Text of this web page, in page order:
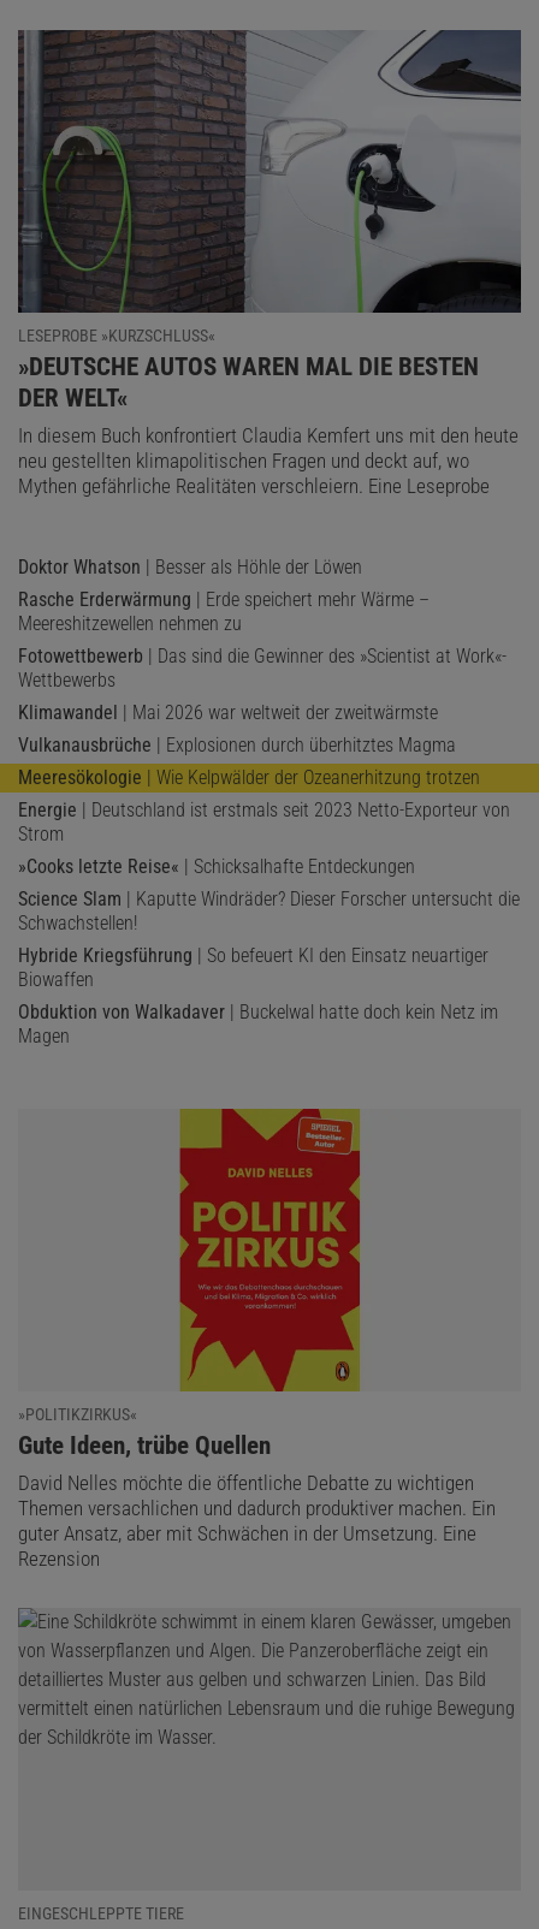
LESEPROBE »KURZSCHLUSS«
:
»DEUTSCHE AUTOS WAREN MAL DIE BESTEN
DER WELT«
In diesem Buch konfrontiert Claudia Kemfert uns mit den heute
neu gestellten klimapolitischen Fragen und deckt auf, wo
Mythen gefährliche Realitäten verschleiern. Eine Leseprobe
Doktor Whatson | Besser als Höhle der Löwen
Rasche Erderwärmung | Erde speichert mehr Wärme –
Meereshitzewellen nehmen zu
Fotowettbewerb | Das sind die Gewinner des »Scientist at Work«-
Wettbewerbs
Klimawandel | Mai 2026 war weltweit der zweitwärmste
Vulkanausbrüche | Explosionen durch überhitztes Magma
Meeresökologie | Wie Kelpwälder der Ozeanerhitzung trotzen
Energie | Deutschland ist erstmals seit 2023 Netto-Exporteur von
Strom
»Cooks letzte Reise« | Schicksalhafte Entdeckungen
Science Slam | Kaputte Windräder? Dieser Forscher untersucht die
Schwachstellen!
Hybride Kriegsführung | So befeuert KI den Einsatz neuartiger
Biowaffen
Obduktion von Walkadaver | Buckelwal hatte doch kein Netz im
Magen
»POLITIKZIRKUS«
:
Gute Ideen, trübe Quellen
David Nelles möchte die öffentliche Debatte zu wichtigen
Themen versachlichen und dadurch produktiver machen. Ein
guter Ansatz, aber mit Schwächen in der Umsetzung. Eine
Rezension
EINGESCHLEPPTE TIERE